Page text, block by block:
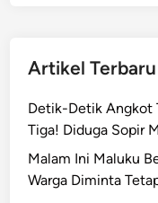
T
r
k
J
a
Artikel Terbaru
Detik-Detik Angkot
Tiga! Diduga Sopir
Malam Ini Maluku
Warga Diminta